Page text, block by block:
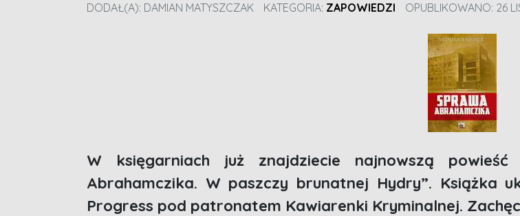
DODAŁ(A): DAMIAN MATYSZCZAK KATEGORIA: ZAPOWIEDZI OPUBLIKOWANO: 26
W księgarniach już znajdziecie najnowszą
Abrahamczika. W paszczy brunatnej Hydry”. Książka
Progress pod patronatem Kawiarenki Kryminalnej.